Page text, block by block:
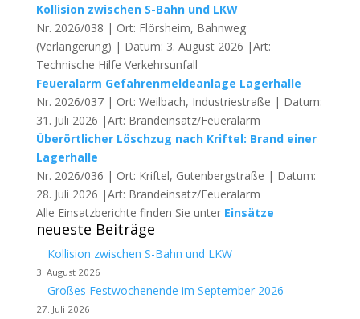
Kollision zwischen S-Bahn und LKW
Nr. 2026/038 | Ort: Flörsheim, Bahnweg
(Verlängerung) | Datum: 3. August 2026 |Art:
Technische Hilfe Verkehrsunfall
Feueralarm Gefahrenmeldeanlage Lagerhalle
Nr. 2026/037 | Ort: Weilbach, Industriestraße | Datum:
31. Juli 2026 |Art: Brandeinsatz/Feueralarm
Überörtlicher Löschzug nach Kriftel: Brand einer
Lagerhalle
Nr. 2026/036 | Ort: Kriftel, Gutenbergstraße | Datum:
28. Juli 2026 |Art: Brandeinsatz/Feueralarm
Alle Einsatzberichte finden Sie unter Einsätze
neueste Beiträge
Kollision zwischen S-Bahn und LKW
3. August 2026
Großes Festwochenende im September 2026
27. Juli 2026